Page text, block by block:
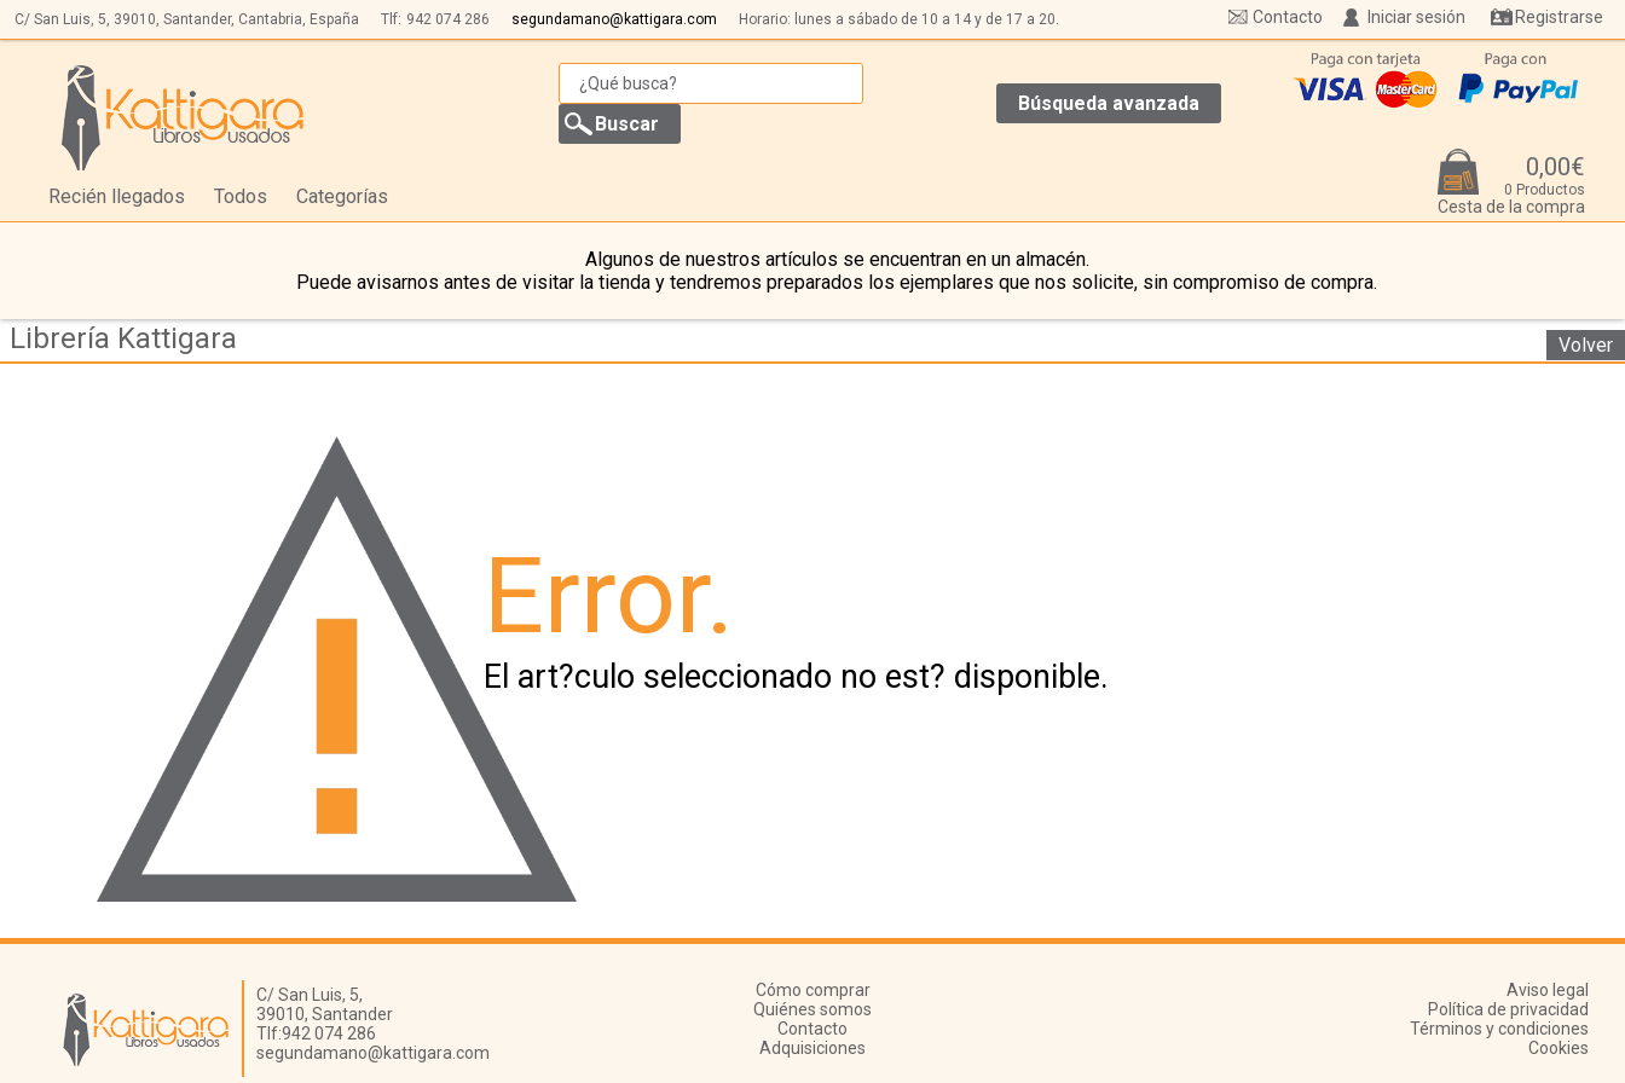
C/ San Luis, 5, 39010, Santander, Cantabria, España Tlf: 942 074 286 segundamano@kattigara.com Horario: lunes a sábado de 10 a 14 y de 17 a 20. Iniciar sesión Registrarse
Contacto
Búsqueda avanzada
Recién llegados Todos Categorías
0,00€
0 Productos
Cesta de la compra
Algunos de nuestros artículos se encuentran en un almacén.
Puede avisarnos antes de visitar la tienda y tendremos preparados los ejemplares que nos solicite, sin compromiso de compra.
Librería Kattigara Volver
Error.
El art?culo seleccionado no est? disponible.
Librería Kattigara
C/ San Luis, 5,
39010, Santander
Tlf:942 074 286
segundamano@kattigara.com
Cómo comprar
Quiénes somos
Contacto
Adquisiciones
Aviso legal
Política de privacidad
Términos y condiciones
Cookies